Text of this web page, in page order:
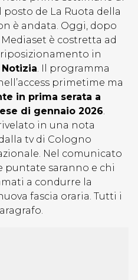
de La Ruota della
è andata. Oggi, dopo
è costretta ad
in
. Il programma
primetime ma
in prima serata a
di gennaio 2026.
in una nota
tv di Cologno
Nel comunicato
puntate saranno e chi
a condurre la
fascia oraria. Tutti i